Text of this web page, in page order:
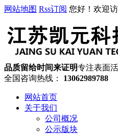
网站地图 Rss订阅 您好！欢迎访
品质留给时间来证明专注表面
全国咨询热线：
13062989788
网站首页
关于我们
公司概况
公示版块